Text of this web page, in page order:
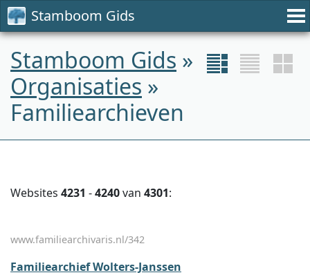
Stamboom Gids
Stamboom Gids »
Organisaties »
Familiearchieven
Websites 4231 -4240van 4301:
www.familiearchivaris.nl/342
Familiearchief Wolters-Janssen